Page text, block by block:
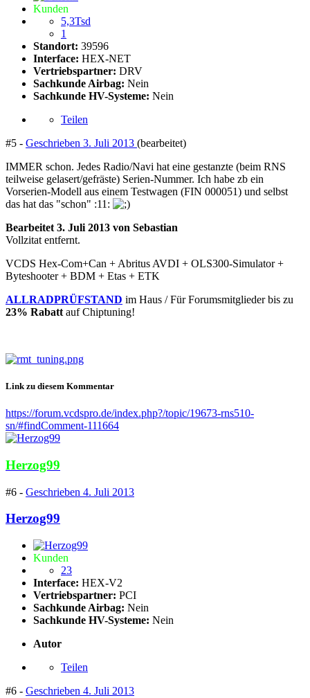
Kunden
5,3Tsd
1
Standort: 39596
Interface: HEX-NET
Vertriebspartner: DRV
Sachkunde Airbag: Nein
Sachkunde HV-Systeme: Nein
Teilen
#5 - Geschrieben 3. Juli 2013 (bearbeitet)
IMMER schon. Jedes Radio/Navi hat eine gestanzte (beim RNS
teilweise gelasert/gefräste) Serien-Nummer. Ich habe zb ein
Vorserien-Modell aus einem Testwagen (FIN 000051) und selbst
das hat das "schon" :11:
Bearbeitet 3. Juli 2013 von Sebastian
Vollzitat entfernt.
VCDS Hex-Com+Can + Abritus AVDI + OLS300-Simulator +
Byteshooter + BDM + Etas + ETK
ALLRADPRÜFSTAND im Haus / Für Forumsmitglieder bis zu
23% Rabatt auf Chiptuning!
Link zu diesem Kommentar
https://forum.vcdspro.de/index.php?/topic/19673-rns510-
sn/#findComment-111664
Herzog99
#6 - Geschrieben 4. Juli 2013
Herzog99
Kunden
23
Interface: HEX-V2
Vertriebspartner: PCI
Sachkunde Airbag: Nein
Sachkunde HV-Systeme: Nein
Autor
Teilen
#6 - Geschrieben 4. Juli 2013